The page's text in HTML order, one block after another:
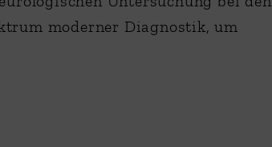
moderner Diagnostik, um